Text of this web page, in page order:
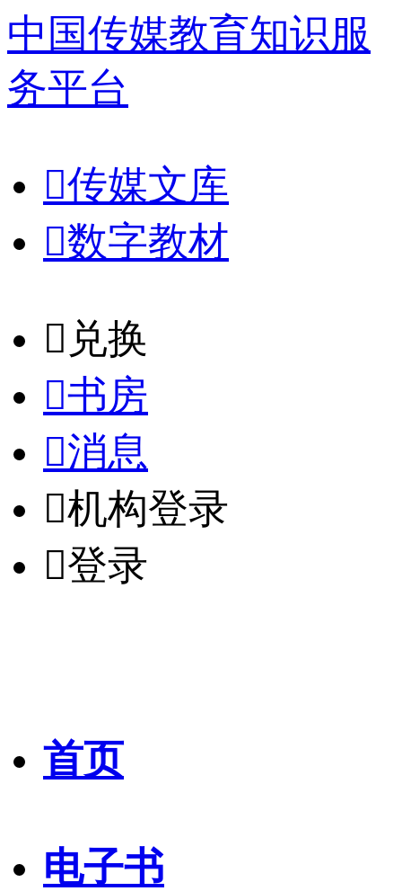
中国传媒教育知识服
务平台
传媒文库
数字教材
𐈈 兑换
书房
消息
机构登录
登录
首页
电子书